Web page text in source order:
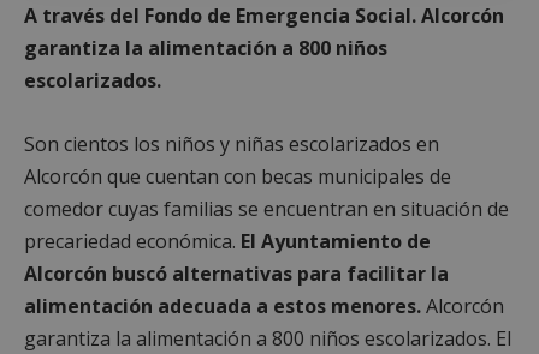
A través del Fondo de Emergencia Social. Alcorcón
garantiza la alimentación a 800 niños
escolarizados.
Son cientos los niños y niñas escolarizados en
Alcorcón que cuentan con becas municipales de
comedor cuyas familias se encuentran en situación de
precariedad económica. El Ayuntamiento de
Alcorcón buscó alternativas para facilitar la
alimentación adecuada a estos menores.Alcorcón
garantiza la alimentación a 800 niños escolarizados. El